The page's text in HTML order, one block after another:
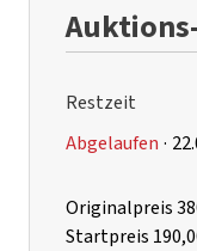
Restzeit
Abgelaufen ·
Originalpreis
Startpreis